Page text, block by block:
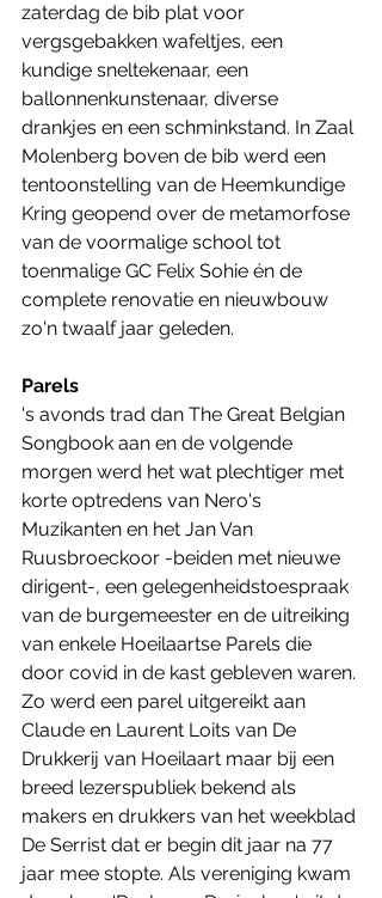
zaterdag de bib plat voor
vergsgebakken wafeltjes, een
kundige sneltekenaar, een
ballonnenkunstenaar, diverse
drankjes en een schminkstand. In Zaal
Molenberg boven de bib werd een
tentoonstelling van de Heemkundige
Kring geopend over de metamorfose
van de voormalige school tot
toenmalige GC Felix Sohie én de
complete renovatie en nieuwbouw
zo'n twaalf jaar geleden.
Parels
's avonds trad dan The Great Belgian
Songbook aan en de volgende
morgen werd het wat plechtiger met
korte optredens van Nero's
Muzikanten en het Jan Van
Ruusbroeckoor -beiden met nieuwe
dirigent-, een gelegenheidstoespraak
van de burgemeester en de uitreiking
van enkele Hoeilaartse Parels die
door covid in de kast gebleven waren.
Zo werd een parel uitgereikt aan
Claude en Laurent Loits van De
Drukkerij van Hoeilaart maar bij een
breed lezerspubliek bekend als
makers en drukkers van het weekblad
De Serrist dat er begin dit jaar na 77
jaar mee stopte. Als vereniging kwam